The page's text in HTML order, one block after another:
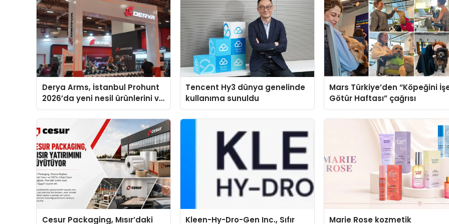
Derya Arms, İstanbul Prohunt
2026’da yeni nesil ürünlerini ve
global marka vizyonunu
sergiledi
Tencent Hy3 dünya genelinde
kullanıma sunuldu
Mars Türkiye’den “Köpeğini
Götür Haftası” çağrısı
Cesur Packaging, Mısır’daki Kleen-Hy-Dro-Gen Inc., Sıfır Marie Rose kozmetik